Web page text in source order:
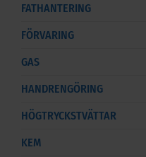
FATHANTERING
FÖRVARING
GAS
HANDRENGÖRING
HÖGTRYCKSTVÄTTAR
KEM